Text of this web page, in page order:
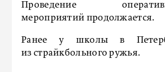
Проведение
мероприятий продолжается.
Ранее у школы в
из страйкбольного ружья.